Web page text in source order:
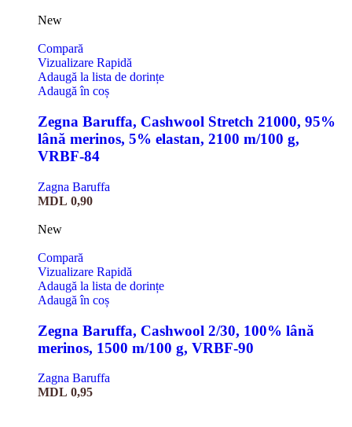
New
Compară
Vizualizare Rapidă
Adaugă la lista de dorințe
Adaugă în coș
Zegna Baruffa, Cashwool Stretch 21000, 95%
lână merinos, 5% elastan, 2100 m/100 g,
VRBF-84
Zagna Baruffa
MDL 0,90
New
Compară
Vizualizare Rapidă
Adaugă la lista de dorințe
Adaugă în coș
Zegna Baruffa, Cashwool 2/30, 100% lână
merinos, 1500 m/100 g, VRBF-90
Zagna Baruffa
MDL 0,95